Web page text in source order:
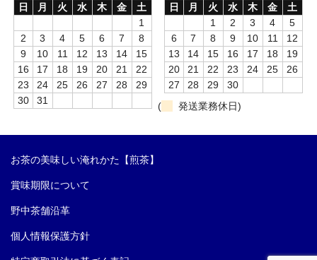
日
月 火 水 木 金
土
1
2
3 4 5 6 7
8
9
10 11 12 13 14
15
16
17 18 19 20 21
22
23
24 25 26 27 28
29
30
31
日
月 火 水 木 金
土
1
2 3 4
5
6
7 8 9 10 11
12
13
14 15 16 17 18
19
20
21 22 23 24 25
26
27
28 29
30
(
発送業務休日)
お茶の美味しい淹れかた【煎茶】
賞味期限について
野中茶舗沿革
個人情報保護方針